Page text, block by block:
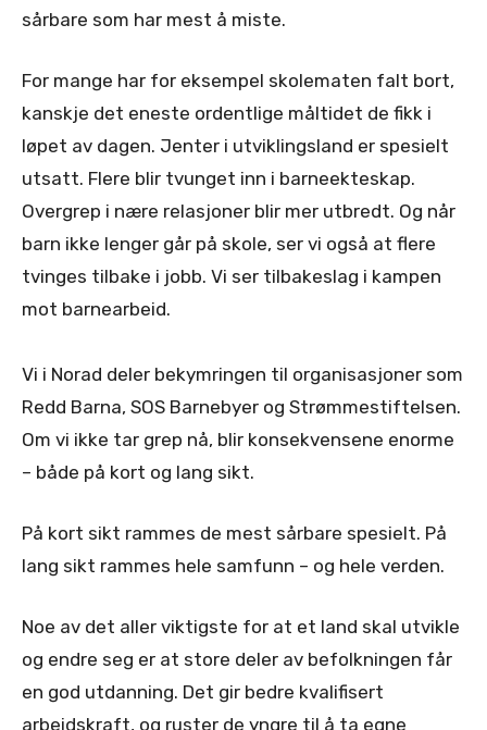
sårbare som har mest å miste.
For mange har for eksempel skolematen falt bort,
kanskje det eneste ordentlige måltidet de fikk i
løpet av dagen. Jenter i utviklingsland er spesielt
utsatt. Flere blir tvunget inn i barneekteskap.
Overgrep i nære relasjoner blir mer utbredt. Og når
barn ikke lenger går på skole, ser vi også at flere
tvinges tilbake i jobb. Vi ser tilbakeslag i kampen
mot barnearbeid.
Vi i Norad deler bekymringen til organisasjoner som
Redd Barna, SOS Barnebyer og Strømmestiftelsen.
Om vi ikke tar grep nå, blir konsekvensene enorme
– både på kort og lang sikt.
På kort sikt rammes de mest sårbare spesielt. På
lang sikt rammes hele samfunn – og hele verden.
Noe av det aller viktigste for at et land skal utvikle
og endre seg er at store deler av befolkningen får
en god utdanning. Det gir bedre kvalifisert
arbeidskraft, og ruster de yngre til å ta egne